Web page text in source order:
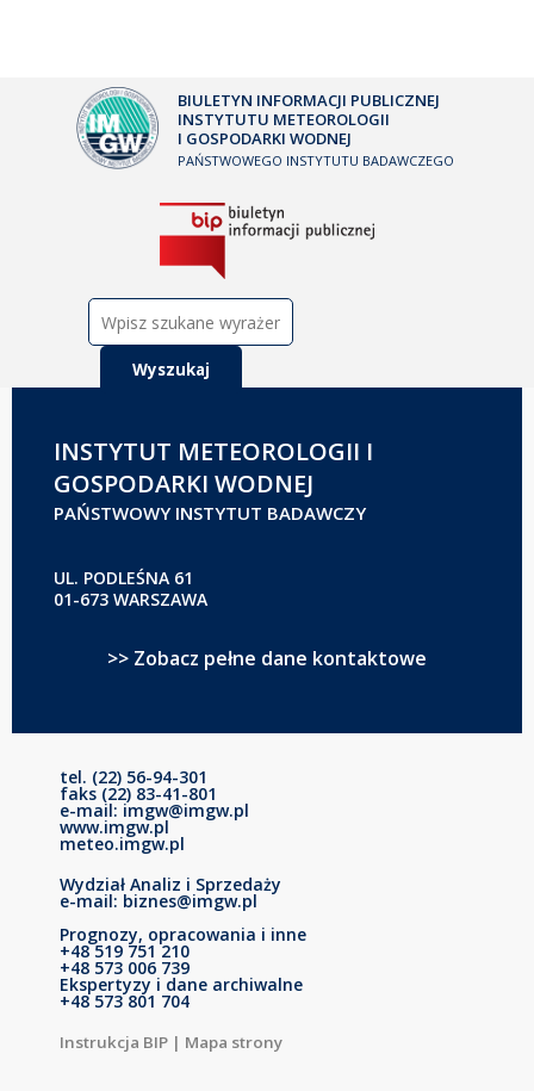
BIULETYN INFORMACJI PUBLICZNEJ
INSTYTUTU METEOROLOGII
I GOSPODARKI WODNEJ
PAŃSTWOWEGO INSTYTUTU BADAWCZEGO
INSTYTUT METEOROLOGII I
GOSPODARKI WODNEJ
PAŃSTWOWY INSTYTUT BADAWCZY
UL. PODLEŚNA 61
01-673 WARSZAWA
>> Zobacz pełne dane kontaktowe
tel. (22) 56-94-301
faks (22) 83-41-801
e-mail: imgw@imgw.pl
www.imgw.pl
meteo.imgw.pl
Wydział Analiz i Sprzedaży
e-mail: biznes@imgw.pl
Prognozy, opracowania i inne
+48 519 751 210
+48 573 006 739
Ekspertyzy i dane archiwalne
+48 573 801 704
Instrukcja BIP | Mapa strony